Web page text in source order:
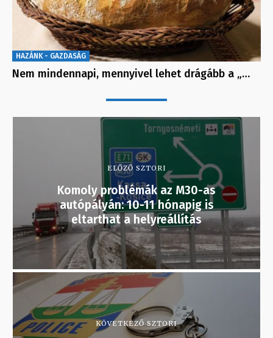
HAZÁNK - GAZDASÁG
Nem mindennapi, mennyivel lehet drágább a „…
ELŐZŐ SZTORI
Komoly problémák az M30-as
autópályán: 10-11 hónapig is
eltarthat a helyreállítás
KÖVETKEZŐ SZTORI